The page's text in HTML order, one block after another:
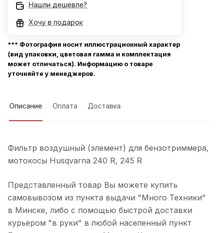
Нашли дешевле?
Хочу в подарок
*** Фотография носит иллюстрационный характер
(вид упаковки, цветовая гамма и комплектация
может отличаться). Информацию о товаре
уточняйте у менеджеров.
Описание Оплата Доставка
Фильтр воздушный (элемент) для бензотриммера,
мотокосы Husqvarna 240 R, 245 R
Представленный товар Вы можете купить
самовывозом из пункта выдачи "Много Техники"
в Минске, либо с помощью быстрой доставки
курьером "в руки" в любой населенный пункт